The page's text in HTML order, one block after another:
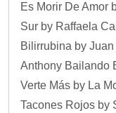
Es Morir De Amor
Sur by Raffaela
Bilirrubina by
Anthony Bailando
Verte Más by La
Tacones Rojos by